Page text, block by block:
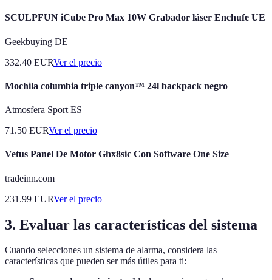
SCULPFUN iCube Pro Max 10W Grabador láser Enchufe UE
Geekbuying DE
332.40 EURVer el precio
Mochila columbia triple canyon™ 24l backpack negro
Atmosfera Sport ES
71.50 EURVer el precio
Vetus Panel De Motor Ghx8sic Con Software One Size
tradeinn.com
231.99 EURVer el precio
3. Evaluar las características del sistema
Cuando selecciones un sistema de alarma, considera las
características que pueden ser más útiles para ti: